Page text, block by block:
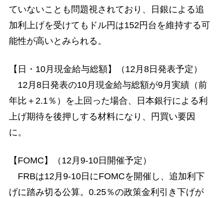
ていないことも問題視されており、日銀による追
加利上げを受けてもドル円は152円台を維持する可
能性が高いとみられる。
【日・10月現金給与総額】（12月8日発表予定）
12月8日発表の10月現金給与総額が9月実績（前
年比＋2.1％）を上回った場合、日本銀行による利
上げ期待を後押しする材料になり、円買い要因
に。
【FOMC】（12月9-10日開催予定）
FRBは12月9-10日にFOMCを開催し、追加利下
げに踏み切る公算。0.25％の政策金利引き下げが